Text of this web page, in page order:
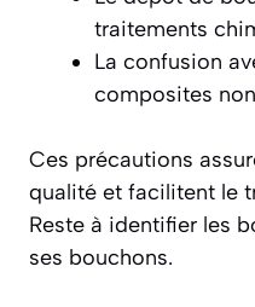
traitements
La confusion
composites
Ces précautions
qualité et facilitent le
Reste à identifier les
ses bouchons.